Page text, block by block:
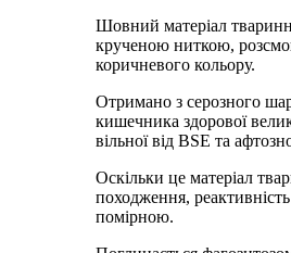
Шовний матеріал
крученою ниткою,
коричневого кольору.
Отримано з серозного
кишечника здорової
вільної від BSE та
Оскільки це матеріал
походження,
помірною.